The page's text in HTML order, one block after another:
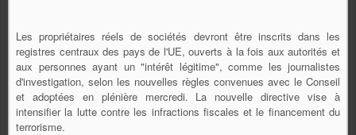
Les propriétaires réels de sociétés devront être inscrits dans les
registres centraux des pays de l'UE, ouverts à la fois aux autorités et
aux personnes ayant un "intérêt légitime", comme les journalistes
d'investigation, selon les nouvelles règles convenues avec le Conseil
et adoptées en plénière mercredi. La nouvelle directive vise à
intensifier la lutte contre les infractions fiscales et le financement du
terrorisme.